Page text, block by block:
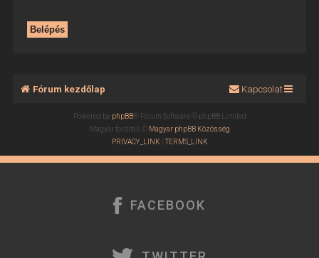
Fórum kezdőlap Kapcsolat
Powered by phpBB® Forum Software © phpBB Limited
Magyar fordítás © Magyar phpBB Közösség
PRIVACY_LINK |TERMS_LINK
FACEBOOK